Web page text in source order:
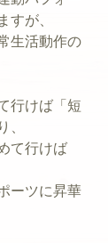
すが、
生活動作の
行けば「短
、
て行けば
ーツに昇華